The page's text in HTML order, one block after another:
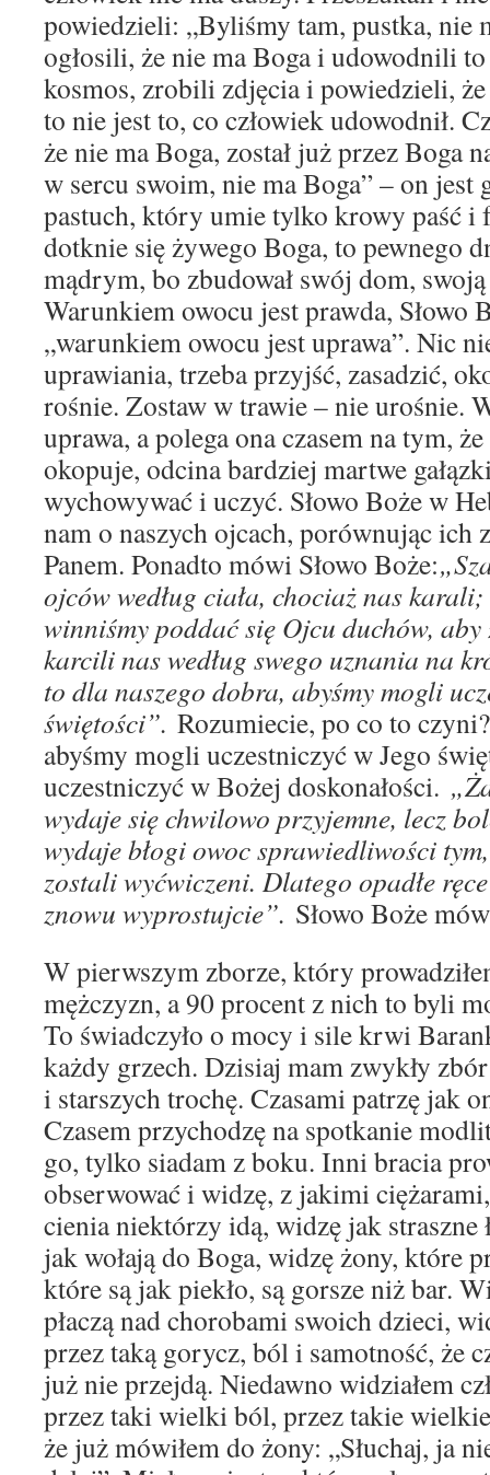
powiedzieli: „Byliśmy tam, pustka, nie
ogłosili, że nie ma Boga i udowodnili
kosmos, zrobili zdjęcia i powiedzieli,
to nie jest to, co człowiek udowodnił.
że nie ma Boga, został już przez Boga
w sercu swoim, nie ma Boga” – on jest
pastuch, który umie tylko krowy paść i
dotknie się żywego Boga, to pewnego
mądrym, bo zbudował swój dom,
Warunkiem owocu jest prawda, Słowo
„warunkiem owocu jest uprawa”. Nic
uprawiania, trzeba przyjść, zasadzić,
rośnie. Zostaw w trawie – nie urośnie.
uprawa, a polega ona czasem na tym,
okopuje, odcina bardziej martwe
wychowywać i uczyć. Słowo Boże w
nam o naszych ojcach, porównując ich
Panem. Ponadto mówi Słowo Boże:
ojców według ciała, chociaż nas
winniśmy poddać się Ojcu duchów, aby
karcili nas według swego uznania na
to dla naszego dobra, abyśmy mogli
świętości”. Rozumiecie, po co to
abyśmy mogli uczestniczyć w Jego
uczestniczyć w Bożej doskonałości.
wydaje się chwilowo przyjemne, lecz
wydaje błogi owoc sprawiedliwości
zostali wyćwiczeni. Dlatego opadłe
znowu wyprostujcie”. Słowo Boże
W pierwszym zborze, który
mężczyzn, a 90 procent z nich to byli
To świadczyło o mocy i sile krwi
każdy grzech. Dzisiaj mam zwykły
i starszych trochę. Czasami patrzę jak
Czasem przychodzę na spotkanie
go, tylko siadam z boku. Inni bracia
obserwować i widzę, z jakimi
cienia niektórzy idą, widzę jak straszne
jak wołają do Boga, widzę żony, które
które są jak piekło, są gorsze niż bar.
płaczą nad chorobami swoich dzieci,
przez taką gorycz, ból i samotność, że
już nie przejdą. Niedawno widziałem
przez taki wielki ból, przez takie
że już mówiłem do żony: „Słuchaj, ja